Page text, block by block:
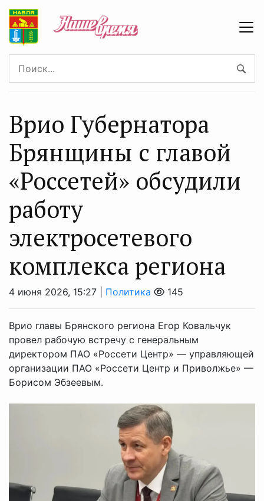
Врио Губернатора
Брянщины с главой
«Россетей» обсудили
работу
электросетевого
комплекса региона
4 июня 2026, 15:27 | Политика 145
Врио главы Брянского региона Егор Ковальчук
провел рабочую встречу с генеральным
директором ПАО «Россети Центр» — управляющей
организации ПАО «Россети Центр и Приволжье» —
Борисом Эбзеевым.